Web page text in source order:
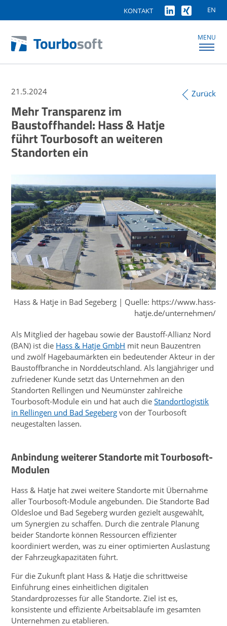
EN
KONTAKT
MENU
21.5.2024
Mehr Transparenz im
Baustoffhandel: Hass & Hatje
führt Tourbosoft an weiteren
Standorten ein
Hass & Hatje in Bad Segeberg | Quelle: https://www.hass-
hatje.de/unternehmen/
Als Mitglied der hagebau sowie der Baustoff-Allianz Nord
(BAN) ist die Hass & Hatje GmbH mit neun Bauzentren
und zwölf Hagebaumärkten ein bedeutender Akteur in der
Baustoffbranche in Norddeutschland. Als langjähriger und
zufriedener Kunde setzt das Unternehmen an den
Standorten Rellingen und Neumünster zahlreiche
Tourbosoft-Module ein und hat auch dieStandortlogistik
in Rellingen und Bad Segeberg von der Tourbosoft
neugestalten lassen.
Anbindung weiterer Standorte mit Tourbosoft-
Modulen
Hass & Hatje hat zwei weitere Standorte mit Übernahme
aller Tourbosoft-Module angebunden. Die Standorte Bad
Oldesloe und BadSegeberg wurden gezielt ausgewählt,
um Synergien zu schaffen. Durch die zentrale Planung
beider Standorte können Ressourcen effizienter
koordiniert werden, was zu einer optimierten Auslastung
der Fahrzeugkapazitäten führt.
Für die Zukunft plant Hass & Hatje die schrittweise
Einführung eines einheitlichen digitalen
Standardprozesses für alle Standorte. Ziel ist es,
konsistente und effiziente Arbeitsabläufe im gesamten
Unternehmen zu etablieren.
Zurück